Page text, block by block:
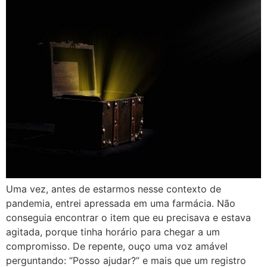
Uma vez, antes de estarmos nesse contexto de
pandemia, entrei apressada em uma farmácia. Não
conseguia encontrar o item que eu precisava e estava
agitada, porque tinha horário para chegar a um
compromisso. De repente, ouço uma voz amável
perguntando: “Posso ajudar?” e mais que um registro